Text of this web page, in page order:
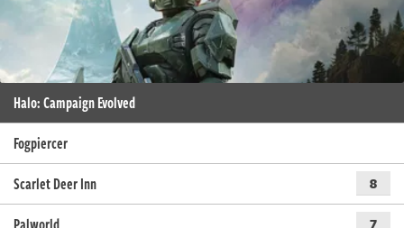
Halo: Campaign Evolved
Fogpiercer
Scarlet Deer Inn
8
7